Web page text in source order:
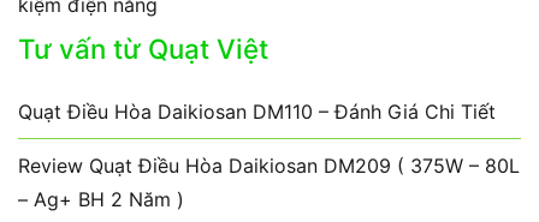
kiệm điện năng
Tư vấn từ Quạt Việt
Quạt Điều Hòa Daikiosan DM110 – Đánh Giá Chi Tiết
Review Quạt Điều Hòa Daikiosan DM209 ( 375W – 80L
– Ag+ BH 2 Năm )